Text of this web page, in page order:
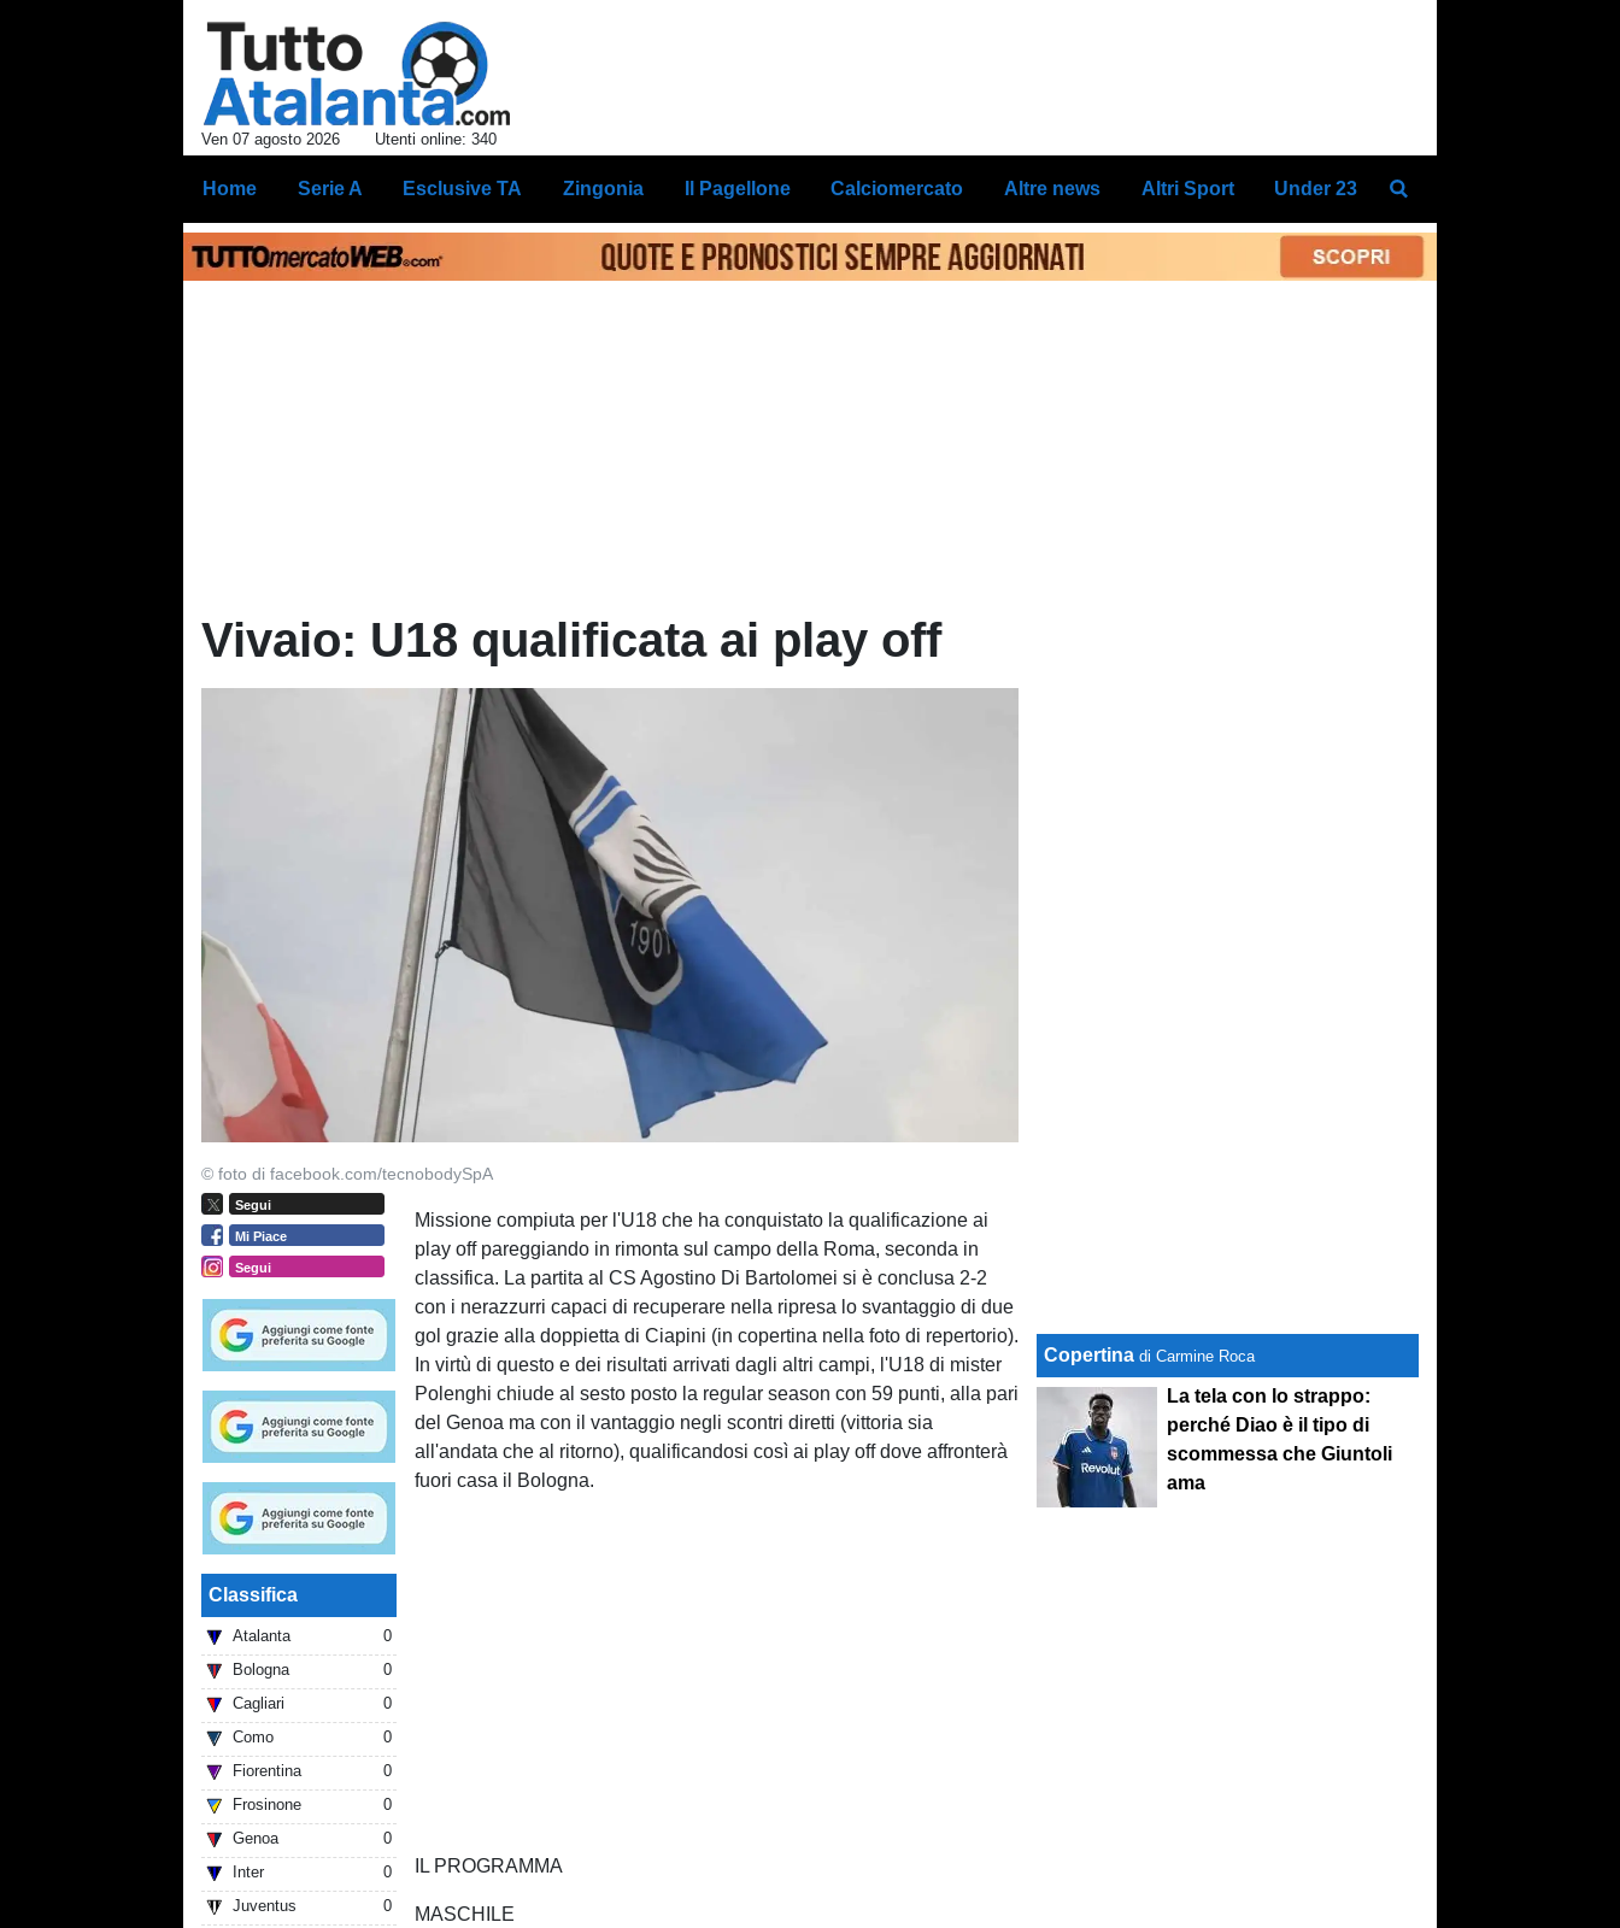
Ven 07 agosto 2026 Utenti online: 340
Home Serie A Esclusive TA Zingonia Il Pagellone Calciomercato Altre news Altri Sport Under 23
Vivaio: U18 qualificata ai play off
© foto di facebook.com/tecnobodySpA
Segui
Mi Piace
Segui
Classifica
Atalanta
0
Bologna
0
Cagliari
0
Como
0
Fiorentina
0
Frosinone
0
Genoa
0
Inter
0
Juventus
0
Missione compiuta per l'U18 che ha conquistato la qualificazione ai
play off pareggiando in rimonta sul campo della Roma, seconda in
classifica. La partita al CS Agostino Di Bartolomei si è conclusa 2-2
con i nerazzurri capaci di recuperare nella ripresa lo svantaggio di due
gol grazie alla doppietta di Ciapini (in copertina nella foto di repertorio).
In virtù di questo e dei risultati arrivati dagli altri campi, l'U18 di mister
Polenghi chiude al sesto posto la regular season con 59 punti, alla pari
del Genoa ma con il vantaggio negli scontri diretti (vittoria sia
all'andata che al ritorno), qualificandosi così ai play off dove affronterà
fuori casa il Bologna.
IL PROGRAMMA
MASCHILE
Copertina di Carmine Roca
La tela con lo strappo:
perché Diao è il tipo di
scommessa che Giuntoli
ama